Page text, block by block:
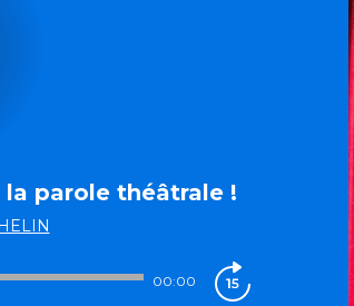
la parole théâtrale !
00:00